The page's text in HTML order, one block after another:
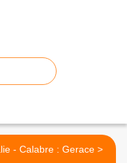
Italie - Calabre : Gerace >